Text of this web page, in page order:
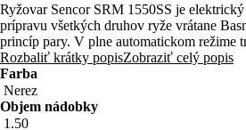
Ryžovar Sencor SRM 1550SS je
prípravu všetkých druhov ryže vrátane
princíp pary. V plne automatickom režime
minút.
Rozbaliť krátky popisZobraziť celý popis
Farba
Objem nádobky